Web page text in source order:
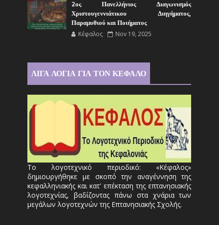
2ος Πανελλήνιος Διαγωνισμός
Χριστουγεννιάτικου Διηγήματος,
Παραμυθιού και Ποιήματος
Κέφαλος Nov 19, 2025
ΛΙΓΑ ΛΟΓΙΑ ΓΙΑ ΤΟΝ ΚΕΦΑΛΟ
Το λογοτεχνικό περιοδικό: «Κέφαλος»
δημιουργήθηκε με σκοπό την αναγέννηση της
κεφαλληνιακής και κατ' επέκταση της επτανησιακής
λογοτεχνίας, βαδίζοντας πάνω στα χνάρια των
μεγάλων λογοτεχνών της Επτανησιακής Σχολής.